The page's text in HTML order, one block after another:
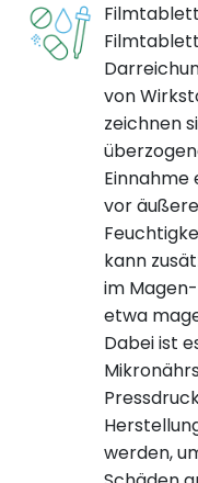
von
zeichnen
vor
kann
im
etwa
Dabei ist
werden,